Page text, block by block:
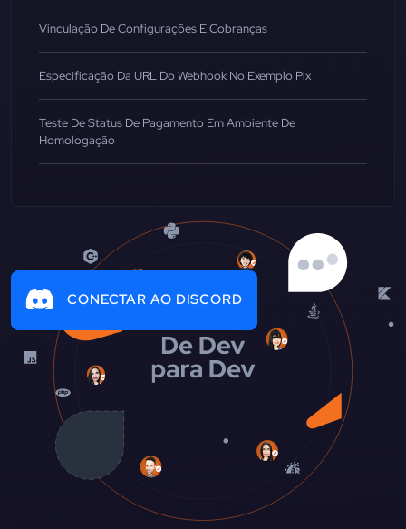
Vinculação De Configurações E Cobranças
Especificação Da URL Do Webhook No Exemplo Pix
Teste De Status De Pagamento Em Ambiente De
Homologação
CONECTAR AO DISCORD